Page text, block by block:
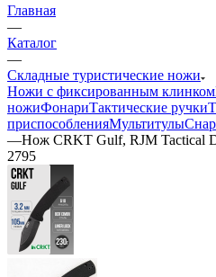
Главная
—
Каталог
—
Складные туристические ножи
Ножи с фиксированным клинком
ножиФонариТактические ручки
приспособленияМультитулы
—Нож CRKT Gulf, RJM Tactical
2795